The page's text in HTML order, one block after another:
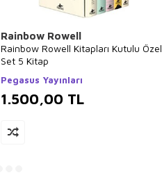
Rainbow Rowell
Rainbow Rowell Kitapları Kutulu Özel
Set 5 Kitap
Pegasus Yayınları
1.500,00 TL